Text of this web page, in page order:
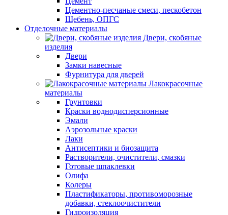
Цементно-песчаные смеси, пескобетон
Щебень, ОПГС
Отделочные материалы
Двери, скобяные
изделия
Двери
Замки навесные
Фурнитура для дверей
Лакокрасочные
материалы
Грунтовки
Краски воднодисперсионные
Эмали
Аэрозольные краски
Лаки
Антисептики и биозащита
Растворители, очистители, смазки
Готовые шпаклевки
Олифа
Колеры
Пластификаторы, противоморозные
добавки, стеклоочистители
Гидроизоляция